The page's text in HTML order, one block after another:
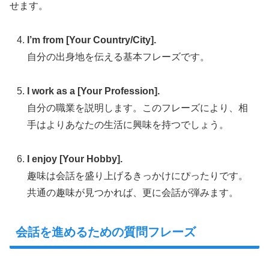
せます。
I’m from [Your Country/City].
自分の出身地を伝える基本フレーズです。
I work as a [Your Profession].
自分の職業を説明します。このフレーズにより、相
手はよりあなたの生活に興味を持つでしょう。
I enjoy [Your Hobby].
趣味は会話を盛り上げるきっかけにぴったりです。
共通の趣味が見つかれば、更に会話が弾みます。
会話を進めるための質問フレーズ